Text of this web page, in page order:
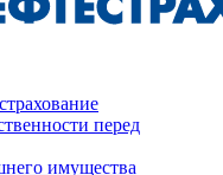
перед
имущества